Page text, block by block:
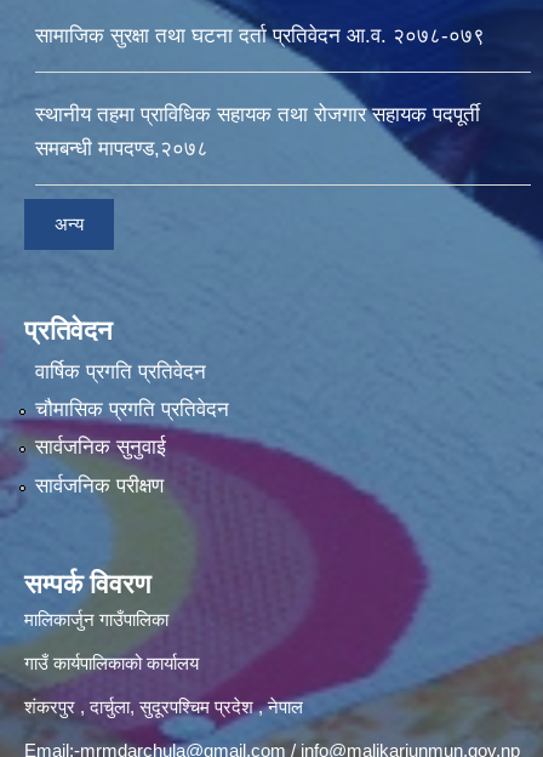
सामाजिक सुरक्षा तथा घटना दर्ता प्रतिवेदन आ.व. २०७८-०७९
स्थानीय तहमा प्राविधिक सहायक तथा रोजगार सहायक पदपूर्ती
समबन्धी मापदण्ड,२०७८
अन्य
प्रतिवेदन
वार्षिक प्रगति प्रतिवेदन
चौमासिक प्रगति प्रतिवेदन
सार्वजनिक सुनुवाई
सार्वजनिक परीक्षण
सम्पर्क विवरण
मालिकार्जुन गाउँपालिका
गाउँ कार्यपालिकाको कार्यालय
शंकरपुर , दार्चुला, सुदूरपश्चिम प्रदेश , नेपाल
Email:-mrmdarchula@gmail.com /info@malikarjunmun.gov.np